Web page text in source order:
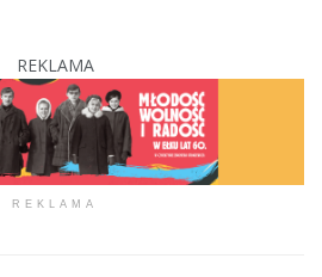
REKLAMA
REKLAMA